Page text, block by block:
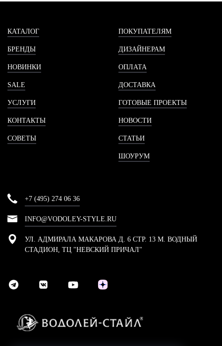
КАТАЛОГ
БРЕНДЫ
НОВИНКИ
SALE
УСЛУГИ
КОНТАКТЫ
СОВЕТЫ
ПОКУПАТЕЛЯМ
ДИЗАЙНЕРАМ
ОПЛАТА
ДОСТАВКА
ГОТОВЫЕ ПРОЕКТЫ
НОВОСТИ
СТАТЬИ
ШОУРУМ
+7 (495) 274 06 36
INFO@VODOLEY-STYLE.RU
УЛ. АДМИРАЛА МАКАРОВА Д. 6 СТР. 13 М. ВОДНЫЙ
СТАДИОН, ТЦ "НЕВСКИЙ ПРИЧАЛ"